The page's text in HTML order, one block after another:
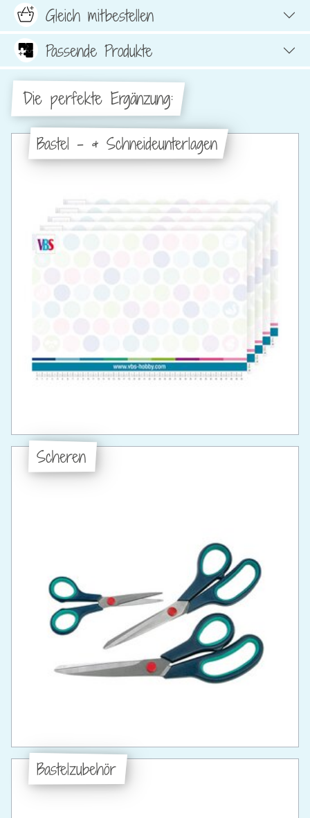
Gleich mitbestellen
Passende Produkte
Die perfekte Ergänzung:
Bastel - & Schneideunterlagen
Scheren
Bastelzubehör